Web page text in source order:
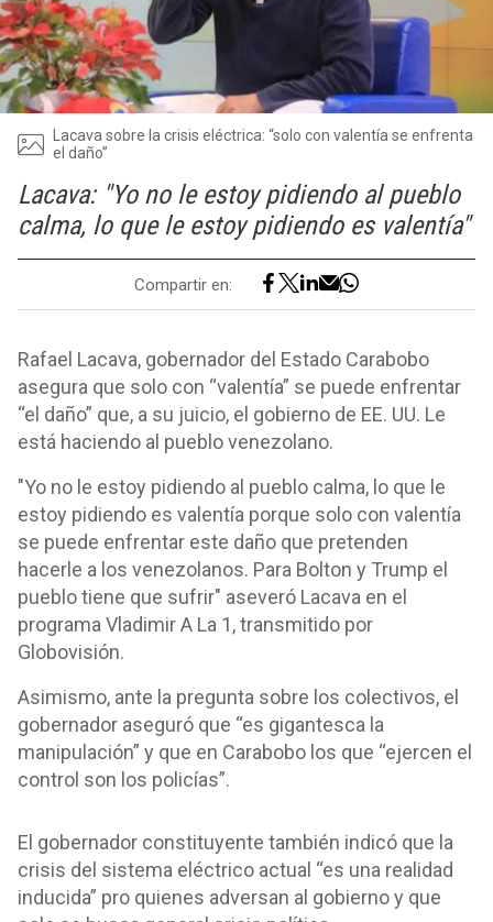
Lacava sobre la crisis eléctrica: “solo con valentía se enfrenta
el daño”
Lacava: "Yo no le estoy pidiendo al pueblo
calma, lo que le estoy pidiendo es valentía"
Compartir en:
Rafael Lacava, gobernador del Estado Carabobo
asegura que solo con “valentía” se puede enfrentar
“el daño” que, a su juicio, el gobierno de EE. UU. Le
está haciendo al pueblo venezolano.
"Yo no le estoy pidiendo al pueblo calma, lo que le
estoy pidiendo es valentía porque solo con valentía
se puede enfrentar este daño que pretenden
hacerle a los venezolanos. Para Bolton y Trump el
pueblo tiene que sufrir" aseveró Lacava en el
programa Vladimir A La 1, transmitido por
Globovisión.
Asimismo, ante la pregunta sobre los colectivos, el
gobernador aseguró que “es gigantesca la
manipulación” y que en Carabobo los que “ejercen el
control son los policías”.
El gobernador constituyente también indicó que la
crisis del sistema eléctrico actual “es una realidad
inducida” pro quienes adversan al gobierno y que